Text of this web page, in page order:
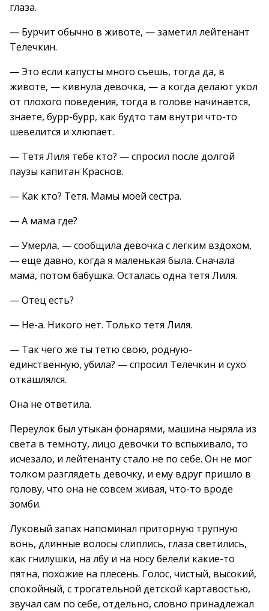
глаза.
— Бурчит обычно в животе, — заметил лейтенант
Телечкин.
— Это если капусты много съешь, тогда да, в
животе, — кивнула девочка, — а когда делают укол
от плохого поведения, тогда в голове начинается,
знаете, бурр-бурр, как будто там внутри что-то
шевелится и хлюпает.
— Тетя Лиля тебе кто? — спросил после долгой
паузы капитан Краснов.
— Как кто? Тетя. Мамы моей сестра.
— А мама где?
— Умерла, — сообщила девочка с легким вздохом,
— еще давно, когда я маленькая была. Сначала
мама, потом бабушка. Осталась одна тетя Лиля.
— Отец есть?
— Не-а. Никого нет. Только тетя Лиля.
— Так чего же ты тетю свою, родную-
единственную, убила? — спросил Телечкин и сухо
откашлялся.
Она не ответила.
Переулок был утыкан фонарями, машина ныряла из
света в темноту, лицо девочки то вспыхивало, то
исчезало, и лейтенанту стало не по себе. Он не мог
толком разглядеть девочку, и ему вдруг пришло в
голову, что она не совсем живая, что-то вроде
зомби.
Луковый запах напоминал приторную трупную
вонь, длинные волосы слиплись, глаза светились,
как гнилушки, на лбу и на носу белели какие-то
пятна, похожие на плесень. Голос, чистый, высокий,
спокойный, с трогательной детской картавостью,
звучал сам по себе, отдельно, словно принадлежал